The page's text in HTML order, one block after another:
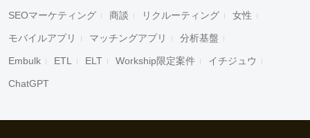
SEOマーケティング 商談 リクルーティング 女性
モバイルアプリ マッチングアプリ 分析基盤
Embulk ETL ELT Workship限定案件 イチジュウ
ChatGPT